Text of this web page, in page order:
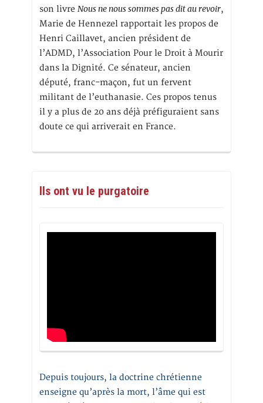
son livre Nous ne nous sommes pas dit au revoir,
Marie de Hennezel rapportait les propos de
Henri Caillavet, ancien président de
l’ADMD, l’Association Pour le Droit à Mourir
dans la Dignité. Ce sénateur, ancien
député, franc-maçon, fut un fervent
militant de l’euthanasie. Ces propos tenus
il y a plus de 20 ans déjà préfiguraient sans
doute ce qui arriverait en France.
Ils ont vu le purgatoire
Depuis toujours, la doctrine chrétienne
enseigne qu’après la mort, l’âme qui est